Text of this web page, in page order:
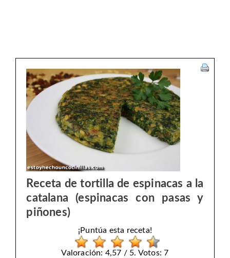
Receta de tortilla de espinacas a la
catalana (espinacas con pasas y
piñones)
¡Puntúa esta receta!
Valoración: 4,57 / 5. Votos: 7